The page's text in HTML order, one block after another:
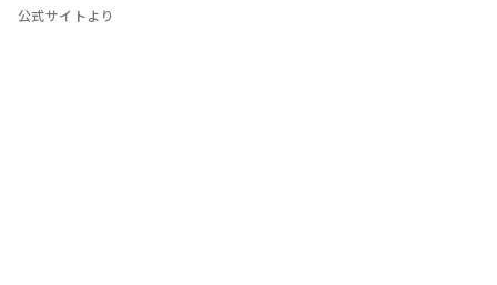
公式サイトより